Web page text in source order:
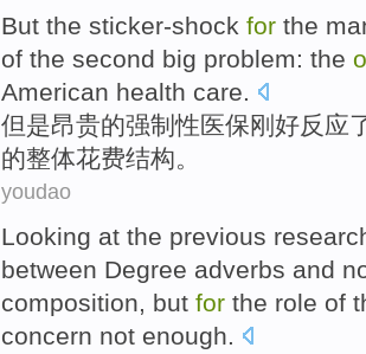
But the sticker-shock for the
of the second big problem: the
American health care.
但是昂贵的强制性医保刚好反应
的整体花费结构。
youdao
Looking at the previous
between Degree adverbs and
composition, but for the role of
concern not enough.